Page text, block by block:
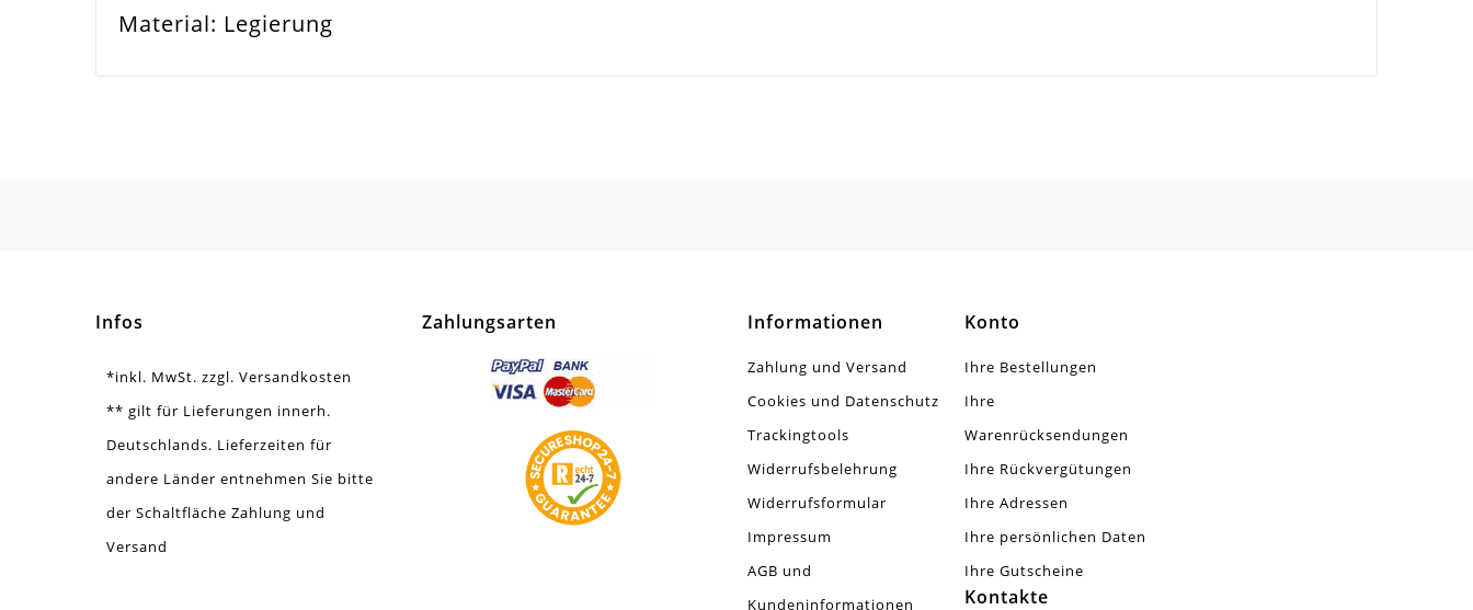
Fädelloch /
Innendurchmesser
Material: Legierung
Infos
*inkl. MwSt. zzgl. Versandkosten
** gilt für Lieferungen innerh.
Deutschlands. Lieferzeiten für
andere Länder entnehmen Sie bitte
der Schaltfläche Zahlung und
Versand
Zahlungsarten Informationen
Zahlung und Versand
Cookies und Datenschutz
Trackingtools
Widerrufsbelehrung
Widerrufsformular
Impressum
AGB und
Kundeninformationen
Konto
Ihre Bestellungen
Ihre
Warenrücksendungen
Ihre Rückvergütungen
Ihre Adressen
Ihre persönlichen Daten
Ihre Gutscheine
Kontakte